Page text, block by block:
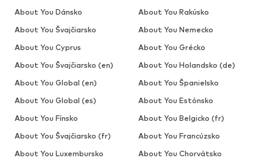
About You Dánsko
About You Rakúsko
About You Švajčiarsko
About You Nemecko
About You Cyprus
About You Grécko
About You Švajčiarsko (en)
About You Holandsko (de)
About You Global (en)
About You Španielsko
About You Global (es)
About You Estónsko
About You Fínsko
About You Belgicko (fr)
About You Švajčiarsko (fr)
About You Francúzsko
About You Luxembursko
About You Chorvátsko